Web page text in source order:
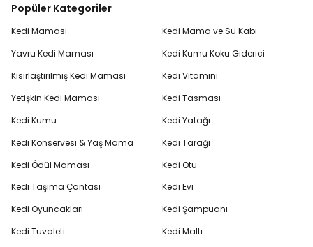
Popüler Kategoriler
Kedi Maması
Yavru Kedi Maması
Kısırlaştırılmış Kedi Maması
Yetişkin Kedi Maması
Kedi Kumu
Kedi Konservesi & Yaş Mama
Kedi Ödül Maması
Kedi Taşıma Çantası
Kedi Oyuncakları
Kedi Tuvaleti
Kedi Mama ve Su Kabı
Kedi Kumu Koku Giderici
Kedi Vitamini
Kedi Tasması
Kedi Yatağı
Kedi Tarağı
Kedi Otu
Kedi Evi
Kedi Şampuanı
Kedi Maltı